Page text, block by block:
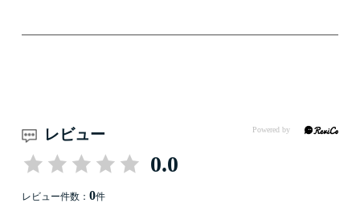
レビュー
0.0
レビュー件数： 0件